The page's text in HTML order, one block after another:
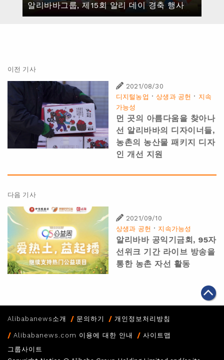
알리바바그룹, 제15회 알리 데이 경축 행사
이전 기사
2021/08/30
디지털농업 ·상생과 공헌 · 지속
가능성
먼 곳의 아름다움을 찾아나
선 알리바바의 디자이너들,
농촌의 농산물 패키지 디자
인 개선 지원
다음 기사
2021/09/10
상생과 공헌 · 지속가능성
알리바바 공익기금회, 95자
선위크 기간 라이브 방송을
통한 농촌 자선 활동
Alibabanews소개 문의하기 개인정보처리방침
Alibabanews.com 이용에 대한 안내
사이트맵
그룹사이트